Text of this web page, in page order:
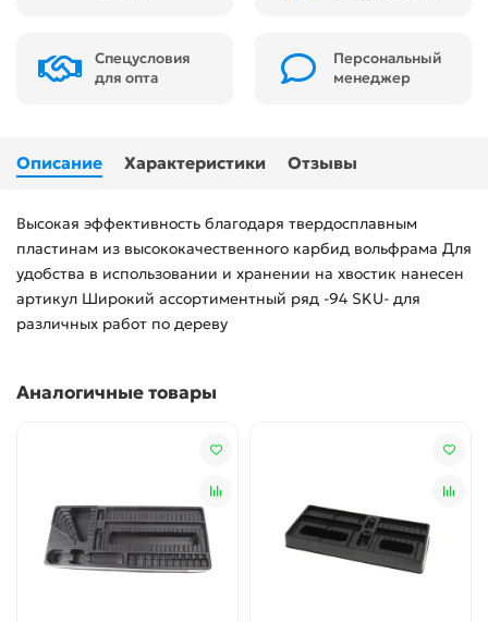
Спецусловия
для опта
Персональный
менеджер
Описание Характеристики Отзывы
Высокая эффективность благодаря твердосплавным
пластинам из высококачественного карбид вольфрама Для
удобства в использовании и хранении на хвостик нанесен
артикул Широкий ассортиментный ряд -94 SKU- для
различных работ по дереву
Аналогичные товары